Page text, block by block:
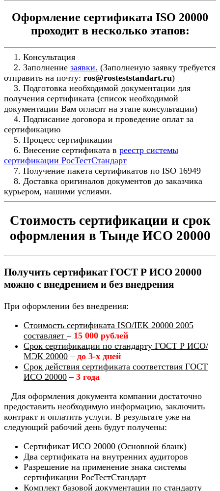
Оформление сертификата ISO 20000
проходит в несколько этапов:
1. Консультация
2. Заполнение заявки. (Заполненую заявку требуется
отправить на почту: ros@rosteststandart.ru)
3. Подготовка необходимой документации для
получения сертификата (список необходимой
документации Вам огласят на этапе консультации)
4. Подписание договора и проведение оплат за
сертификацию
5. Процесс сертификации
6. Внесение сертификата в реестр системы
сертификации РосТестСтандарт
7. Получение пакета сертификатов по ISO 16949
8. Доставка оригиналов документов до заказчика
курьером, нашими услиями.
Стоимость сертификации и срок
оформления в Тынде ИСО 20000
Получить сертификат ГОСТ Р ИСО 20000
можно с внедрением и без внедрения
При оформлении без внедрения:
Стоимость сертификата ISO/IEK 20000 2005
составляет– 15 000 рублей
Срок сертификации по стандарту ГОСТ Р ИСО/
МЭК 20000 – до 3-х дней
Срок действия сертификата соответствия ГОСТ
ИСО 20000 – 3 года
Для оформления документа компании достаточно
предоставить необходимую информацию, заключить
контракт и оплатить услуги. В результате уже на
следующий рабочий день будут получены:
Сертификат ИСО 20000 (Основной бланк)
Два сертификата на внутренних аудиторов
Разрешение на применение знака системы
сертификации РосТестСтандарт
Комплект базовой документации по стандарту